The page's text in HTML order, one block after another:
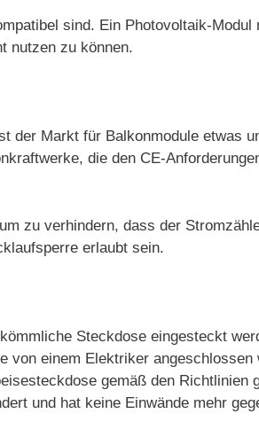
sind. Ein Photovoltaik-Modul
nutzen zu können.
der Markt für Balkonmodule etwas
die den CE-
zu verhindern, dass der
erlaubt sein.
Steckdose eingesteckt
von einem Elektriker
gemäß den Richtlinien
und hat keine Einwände mehr